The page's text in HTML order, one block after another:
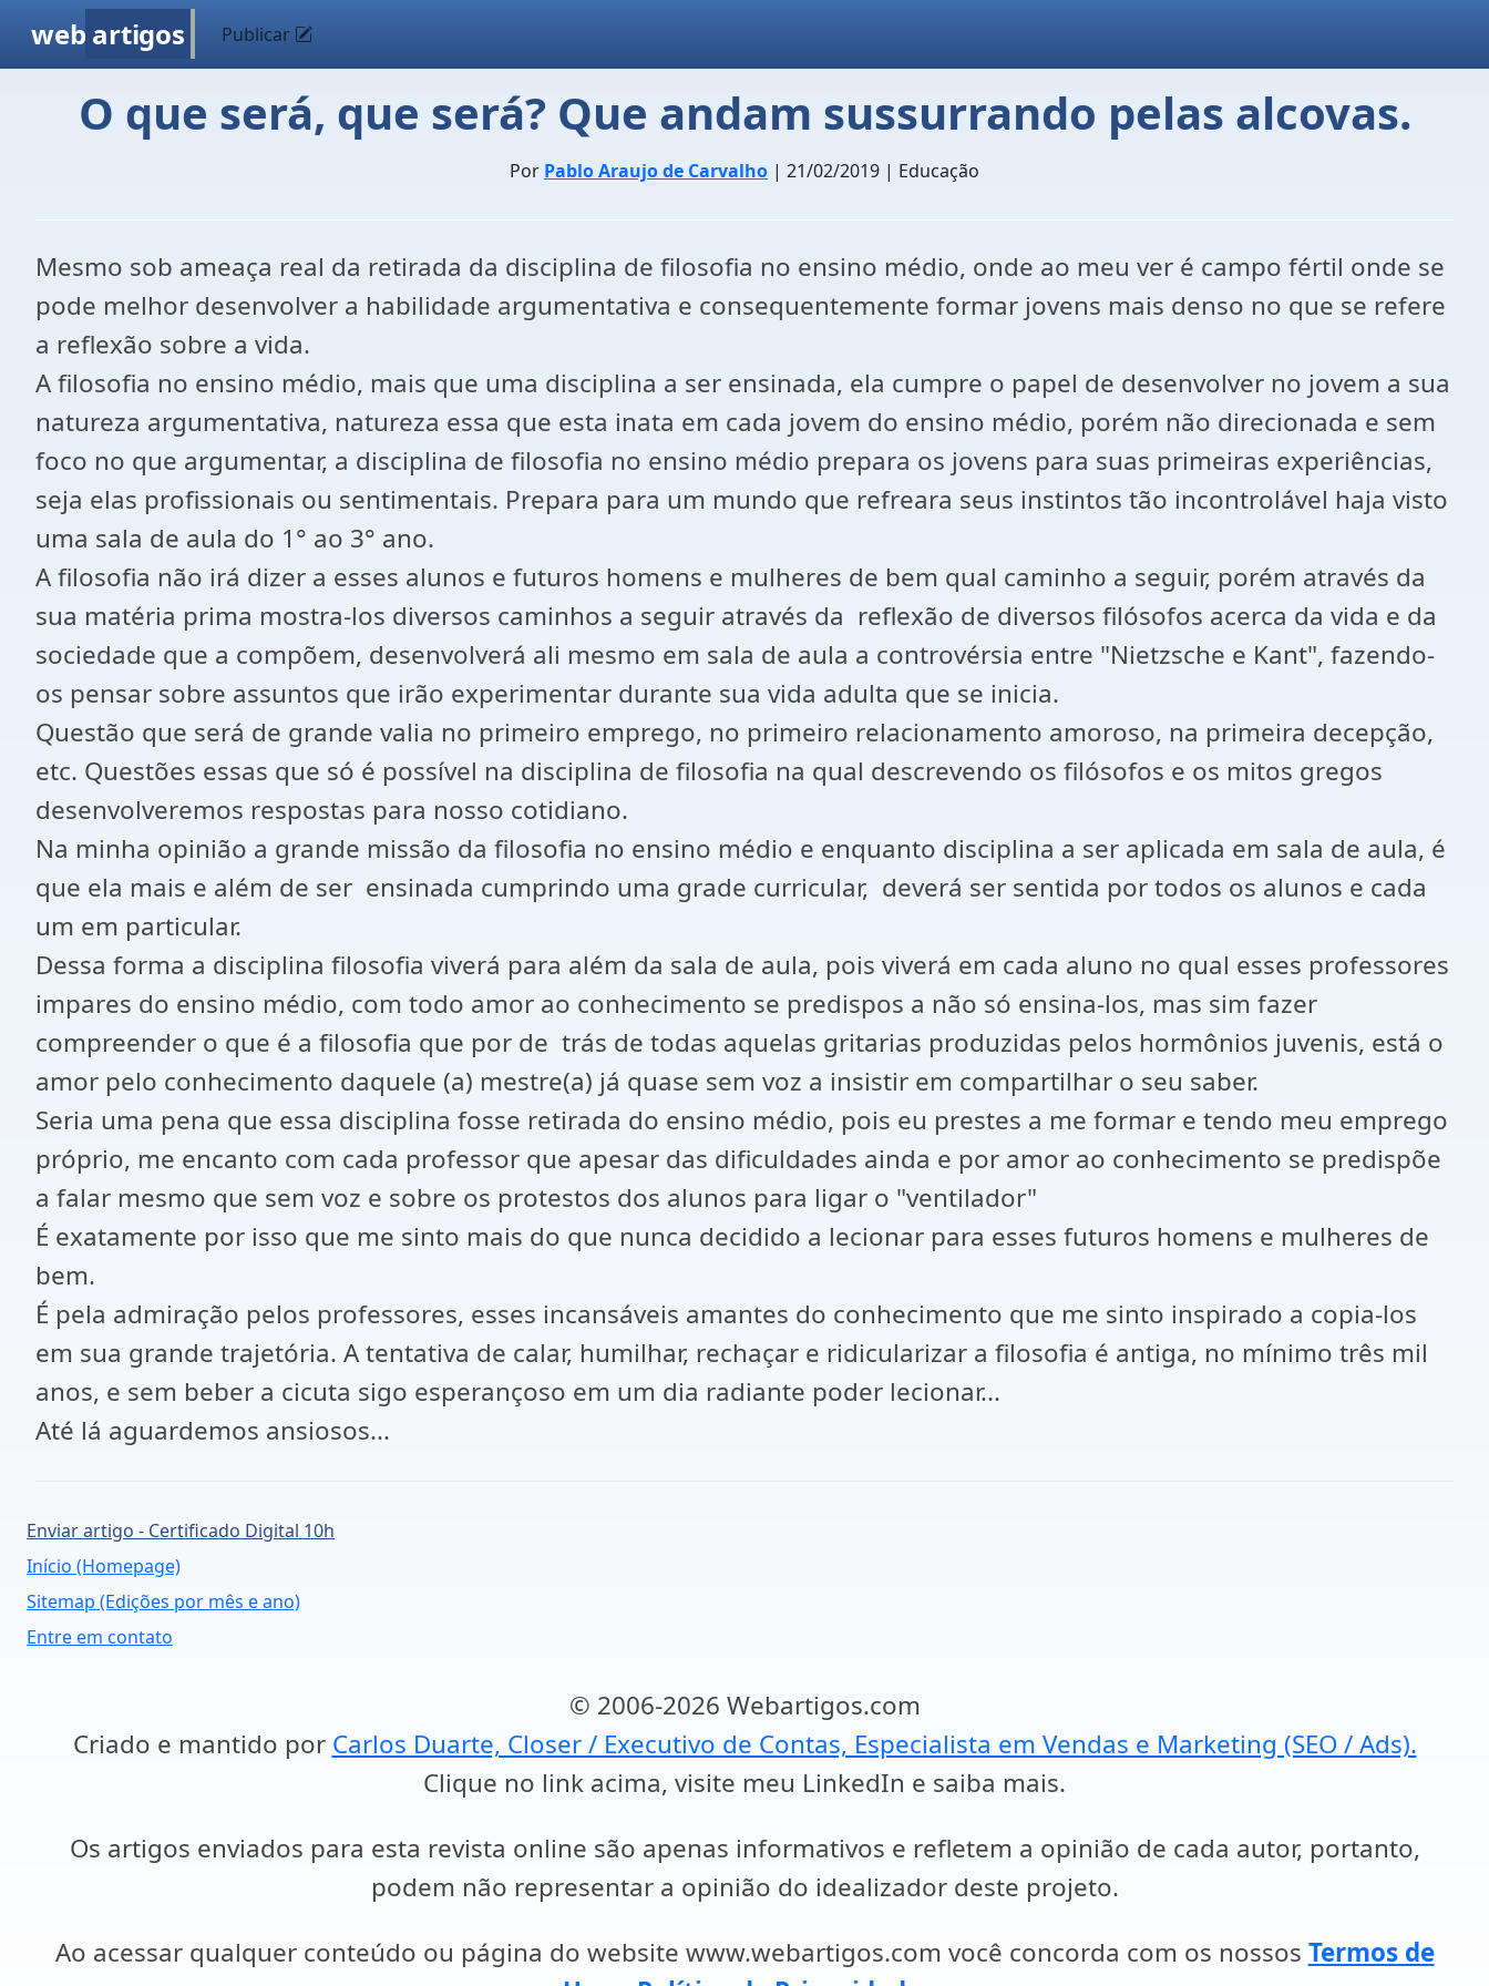
web artigos Publicar
O que será, que será? Que andam sussurrando pelas alcovas.
Por Pablo Araujo de Carvalho | 21/02/2019 | Educação
Mesmo sob ameaça real da retirada da disciplina de filosofia no ensino médio, onde ao meu ver é campo fértil onde se
pode melhor desenvolver a habilidade argumentativa e consequentemente formar jovens mais denso no que se refere
a reflexão sobre a vida.
A filosofia no ensino médio, mais que uma disciplina a ser ensinada, ela cumpre o papel de desenvolver no jovem a sua
natureza argumentativa, natureza essa que esta inata em cada jovem do ensino médio, porém não direcionada e sem
foco no que argumentar, a disciplina de filosofia no ensino médio prepara os jovens para suas primeiras experiências,
seja elas profissionais ou sentimentais. Prepara para um mundo que refreara seus instintos tão incontrolável haja visto
uma sala de aula do 1° ao 3° ano.
A filosofia não irá dizer a esses alunos e futuros homens e mulheres de bem qual caminho a seguir, porém através da
sua matéria prima mostra-los diversos caminhos a seguir através da reflexão de diversos filósofos acerca da vida e da
sociedade que a compõem, desenvolverá ali mesmo em sala de aula a controvérsia entre "Nietzsche e Kant", fazendo-
os pensar sobre assuntos que irão experimentar durante sua vida adulta que se inicia.
Questão que será de grande valia no primeiro emprego, no primeiro relacionamento amoroso, na primeira decepção,
etc. Questões essas que só é possível na disciplina de filosofia na qual descrevendo os filósofos e os mitos gregos
desenvolveremos respostas para nosso cotidiano.
Na minha opinião a grande missão da filosofia no ensino médio e enquanto disciplina a ser aplicada em sala de aula, é
que ela mais e além de ser ensinada cumprindo uma grade curricular, deverá ser sentida por todos os alunos e cada
um em particular.
Dessa forma a disciplina filosofia viverá para além da sala de aula, pois viverá em cada aluno no qual esses professores
impares do ensino médio, com todo amor ao conhecimento se predispos a não só ensina-los, mas sim fazer
compreender o que é a filosofia que por de trás de todas aquelas gritarias produzidas pelos hormônios juvenis, está o
amor pelo conhecimento daquele (a) mestre(a) já quase sem voz a insistir em compartilhar o seu saber.
Seria uma pena que essa disciplina fosse retirada do ensino médio, pois eu prestes a me formar e tendo meu emprego
próprio, me encanto com cada professor que apesar das dificuldades ainda e por amor ao conhecimento se predispõe
a falar mesmo que sem voz e sobre os protestos dos alunos para ligar o "ventilador"
É exatamente por isso que me sinto mais do que nunca decidido a lecionar para esses futuros homens e mulheres de
bem.
É pela admiração pelos professores, esses incansáveis amantes do conhecimento que me sinto inspirado a copia-los
em sua grande trajetória. A tentativa de calar, humilhar, rechaçar e ridicularizar a filosofia é antiga, no mínimo três mil
anos, e sem beber a cicuta sigo esperançoso em um dia radiante poder lecionar...
Até lá aguardemos ansiosos...
Enviar artigo - Certificado Digital 10h
Início (Homepage)
Sitemap (Edições por mês e ano)
Entre em contato
© 2006-2026 Webartigos.com
Criado e mantido por Carlos Duarte, Closer / Executivo de Contas, Especialista em Vendas e Marketing (SEO / Ads).
Clique no link acima, visite meu LinkedIn e saiba mais.
Os artigos enviados para esta revista online são apenas informativos e refletem a opinião de cada autor, portanto,
podem não representar a opinião do idealizador deste projeto.
Ao acessar qualquer conteúdo ou página do website www.webartigos.com você concorda com os nossos Termos de